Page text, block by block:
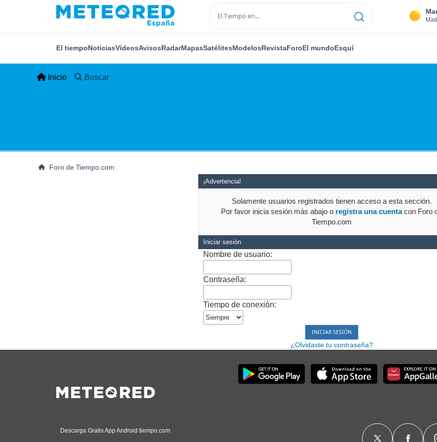
El tiempoNoticiasVídeosAvisosRadarMapasSatélitesModelosRevistaForoEl mundoEsquí
Inicio Buscar
Foro de Tiempo.com
¡Advertencia!
Solamente usuarios registrados tienen acceso a esta sección.
Por favor inicia sesión más abajo o registra una cuentacon Foro
Tiempo.com
Iniciar sesión
Nombre de usuario:
Contraseña:
Tiempo de conexión:
¿Olvidaste tu contraseña?
Descarga Gratis App Android tiempo.com